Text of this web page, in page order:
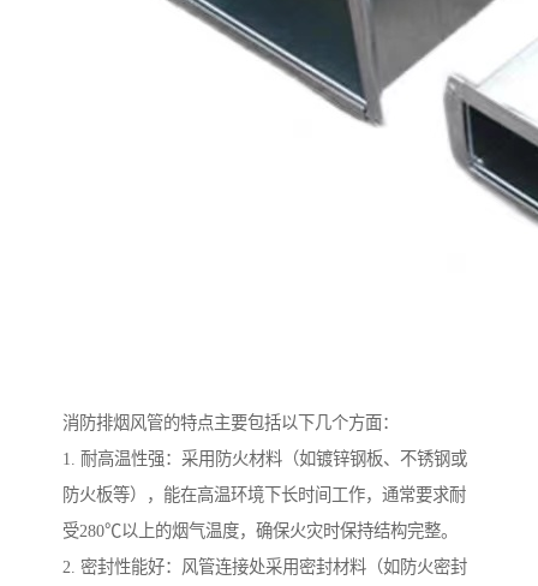
消防排烟风管的特点主要包括以下几个方面：
1. 耐高温性强：采用防火材料（如镀锌钢板、不锈钢或
防火板等），能在高温环境下长时间工作，通常要求耐
受280℃以上的烟气温度，确保火灾时保持结构完整。
2. 密封性能好：风管连接处采用密封材料（如防火密封